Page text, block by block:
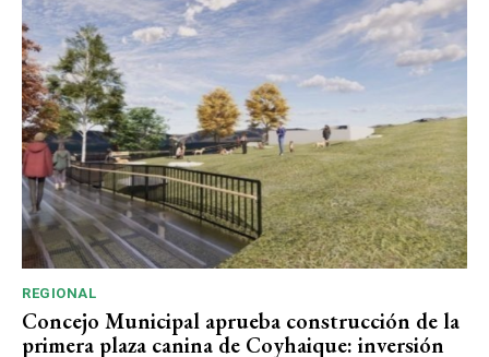
REGIONAL
Concejo Municipal aprueba construcción de la
primera plaza canina de Coyhaique: inversión